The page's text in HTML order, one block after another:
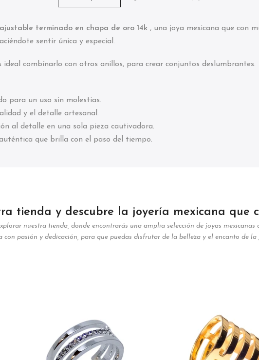
terminado en chapa de oro 14k , una joya mexicana que con
sentir única y especial.
ideal combínarlo con otros anillos, para crear conjuntos deslumbrantes.
para un uso sin molestias.
y el detalle artesanal.
al detalle en una sola pieza cautivadora.
que brilla con el paso del tiempo.
tienda y descubre la joyería mexicana que
nuestra tienda, donde encontrarás una amplia selección de joyas
pasión y dedicación, para que puedas disfrutar de la belleza y el encanto de